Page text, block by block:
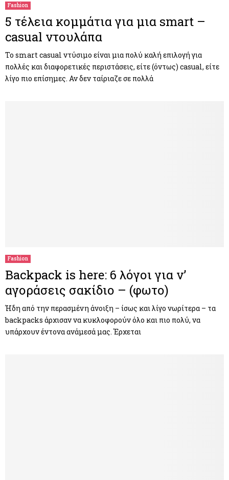
Fashion
5 τέλεια κομμάτια για μια smart –
casual ντουλάπα
To smart casual ντύσιμο είναι μια πολύ καλή επιλογή για
πολλές και διαφορετικές περιστάσεις, είτε (όντως) casual, είτε
λίγο πιο επίσημες. Αν δεν ταίριαζε σε πολλά
Fashion
Backpack is here: 6 λόγοι για ν’
αγοράσεις σακίδιο – (φωτο)
Ήδη από την περασμένη άνοιξη – ίσως και λίγο νωρίτερα – τα
backpacks άρχισαν να κυκλοφορούν όλο και πιο πολύ, να
υπάρχουν έντονα ανάμεσά μας. Έρχεται